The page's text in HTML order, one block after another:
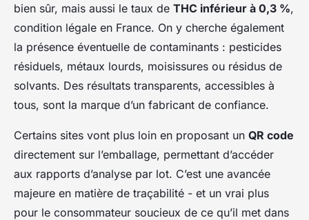
bien sûr, mais aussi le taux de THC inférieur à 0,3 %,
condition légale en France. On y cherche également
la présence éventuelle de contaminants : pesticides
résiduels, métaux lourds, moisissures ou résidus de
solvants. Des résultats transparents, accessibles à
tous, sont la marque d’un fabricant de confiance.
Certains sites vont plus loin en proposant un QR code
directement sur l’emballage, permettant d’accéder
aux rapports d’analyse par lot. C’est une avancée
majeure en matière de traçabilité - et un vrai plus
pour le consommateur soucieux de ce qu’il met dans